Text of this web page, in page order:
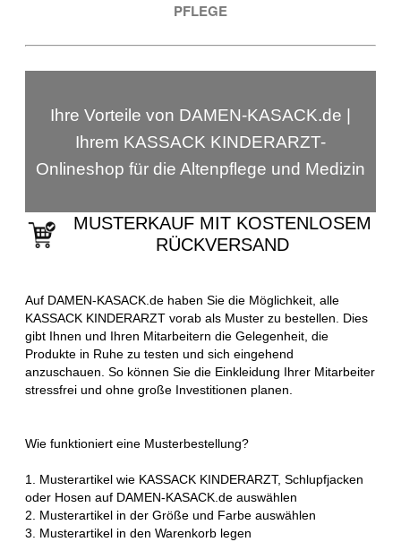
PFLEGE
Ihre Vorteile von DAMEN-KASACK.de |
Ihrem KASSACK KINDERARZT-
Onlineshop für die Altenpflege und Medizin
MUSTERKAUF MIT KOSTENLOSEM
RÜCKVERSAND
Auf DAMEN-KASACK.de haben Sie die Möglichkeit, alle
KASSACK KINDERARZT vorab als Muster zu bestellen. Dies
gibt Ihnen und Ihren Mitarbeitern die Gelegenheit, die
Produkte in Ruhe zu testen und sich eingehend
anzuschauen. So können Sie die Einkleidung Ihrer Mitarbeiter
stressfrei und ohne große Investitionen planen.
Wie funktioniert eine Musterbestellung?
1. Musterartikel wie KASSACK KINDERARZT, Schlupfjacken
oder Hosen auf DAMEN-KASACK.de auswählen
2. Musterartikel in der Größe und Farbe auswählen
3. Musterartikel in den Warenkorb legen